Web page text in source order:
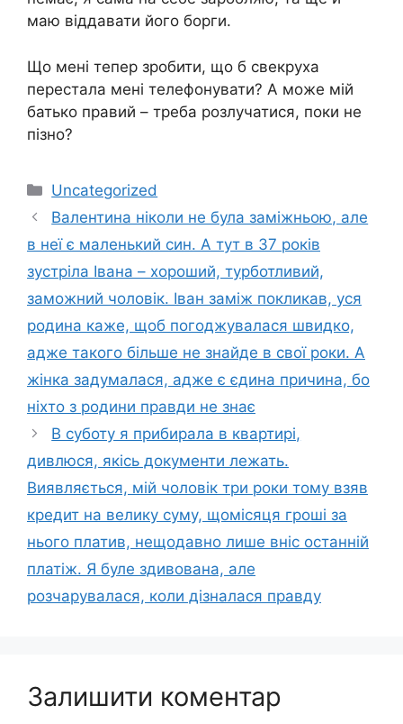
маю віддавати його борги.
Що мені тепер зробити, що б свекруха
перестала мені телефонувати? А може мій
батько правий – треба розлучатися, поки не
пізно?
Категорії
Uncategorized
Валентина ніколи не була заміжньою, але
в неї є маленький син. А тут в 37 років
зустріла Івана – хороший, турботливий,
заможний чоловік. Іван заміж покликав, уся
родина каже, щоб погоджувалася швидко,
адже такого більше не знайде в свої роки. А
жінка задумалася, адже є єдина причина, бо
ніхто з родини правди не знає
В суботу я прибирала в квартирі,
дивлюся, якісь документи лежать.
Виявляється, мій чоловік три роки тому взяв
кредит на велику суму, щомісяця гроші за
нього платив, нещодавно лише вніс останній
платіж. Я буле здивована, але
розчарувалася, коли дізналася правду
Залишити коментар